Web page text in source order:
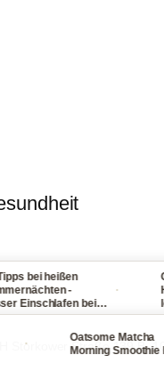
Storkower Straße 139 B,
bei heißen
-
Einschlafen bei
& Nacht)
viel
Oatsome Matcha
Morning Smoothie